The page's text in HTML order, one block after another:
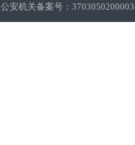
公安机关备案号：